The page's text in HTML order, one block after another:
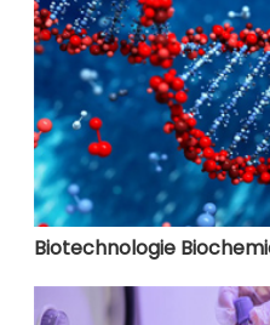
Biotechnologie